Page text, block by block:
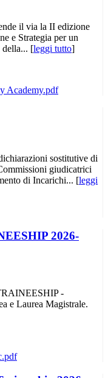
il via la II edizione
e Strategia per un
della... [leggi tutto]
sostitutive di
giudicatrici
di Incarichi... [leggi
2026-
-
e Laurea Magistrale.